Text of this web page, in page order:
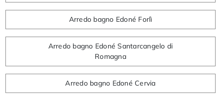
Arredo bagno Edoné Forlì
Arredo bagno Edoné Santarcangelo di
Romagna
Arredo bagno Edoné Cervia